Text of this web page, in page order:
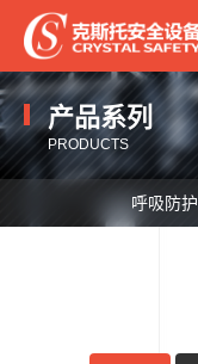
产品系列
PRODUCTS
呼吸防护